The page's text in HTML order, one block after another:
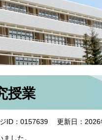
授業
ID：0157639 更新日：
した。